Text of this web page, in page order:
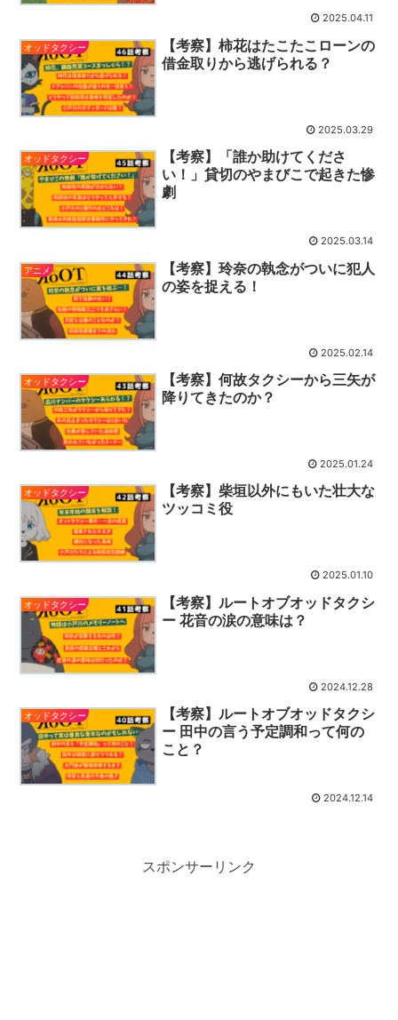
2025.04.11
オッドタクシー
【考察】柿花はたこたこローンの
借金取りから逃げられる？
2025.03.29
オッドタクシー
【考察】「誰か助けてくださ
い！」貸切のやまびこで起きた惨
劇
2025.03.14
アニメ
【考察】玲奈の執念がついに犯人
の姿を捉える！
2025.02.14
オッドタクシー
【考察】何故タクシーから三矢が
降りてきたのか？
2025.01.24
オッドタクシー
【考察】柴垣以外にもいた壮大な
ツッコミ役
2025.01.10
オッドタクシー
【考察】ルートオブオッドタクシ
ー 花音の涙の意味は？
2024.12.28
オッドタクシー
【考察】ルートオブオッドタクシ
ー 田中の言う予定調和って何の
こと？
2024.12.14
スポンサーリンク